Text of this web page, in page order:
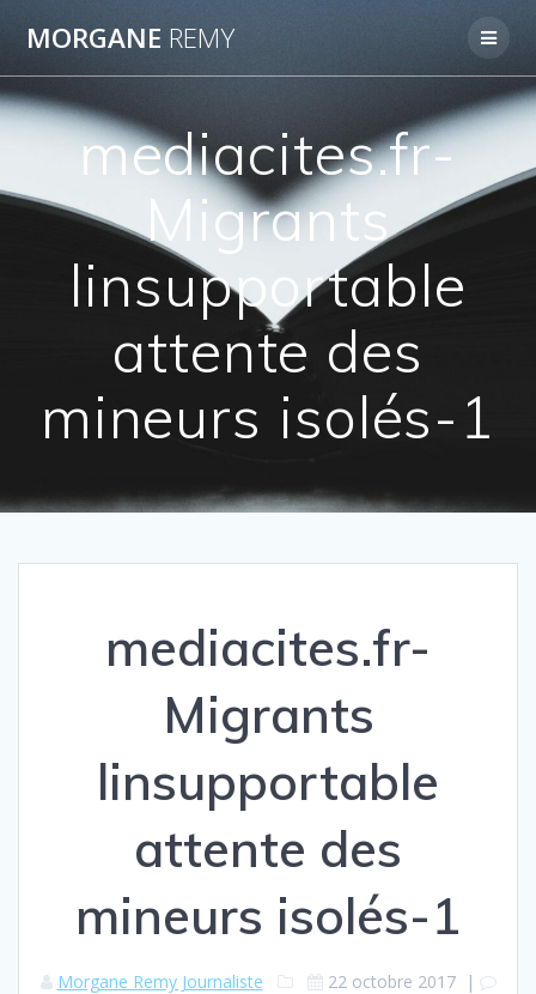
MORGANE REMY
mediacites.fr-
Migrants
linsupportable
attente des
mineurs isolés-1
mediacites.fr-
Migrants
linsupportable
attente des
mineurs isolés-1
Morgane Remy Journaliste 22 octobre 2017|